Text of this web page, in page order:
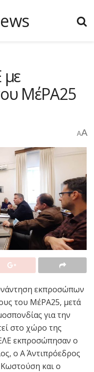
με
ΜέΡΑ25
AA
εκπροσώπων
του ΜέΡΑ25, μετά
για την
στο χώρο της
εκπροσώπησαν ο
ο Α΄ Αντιπρόεδρος
και ο